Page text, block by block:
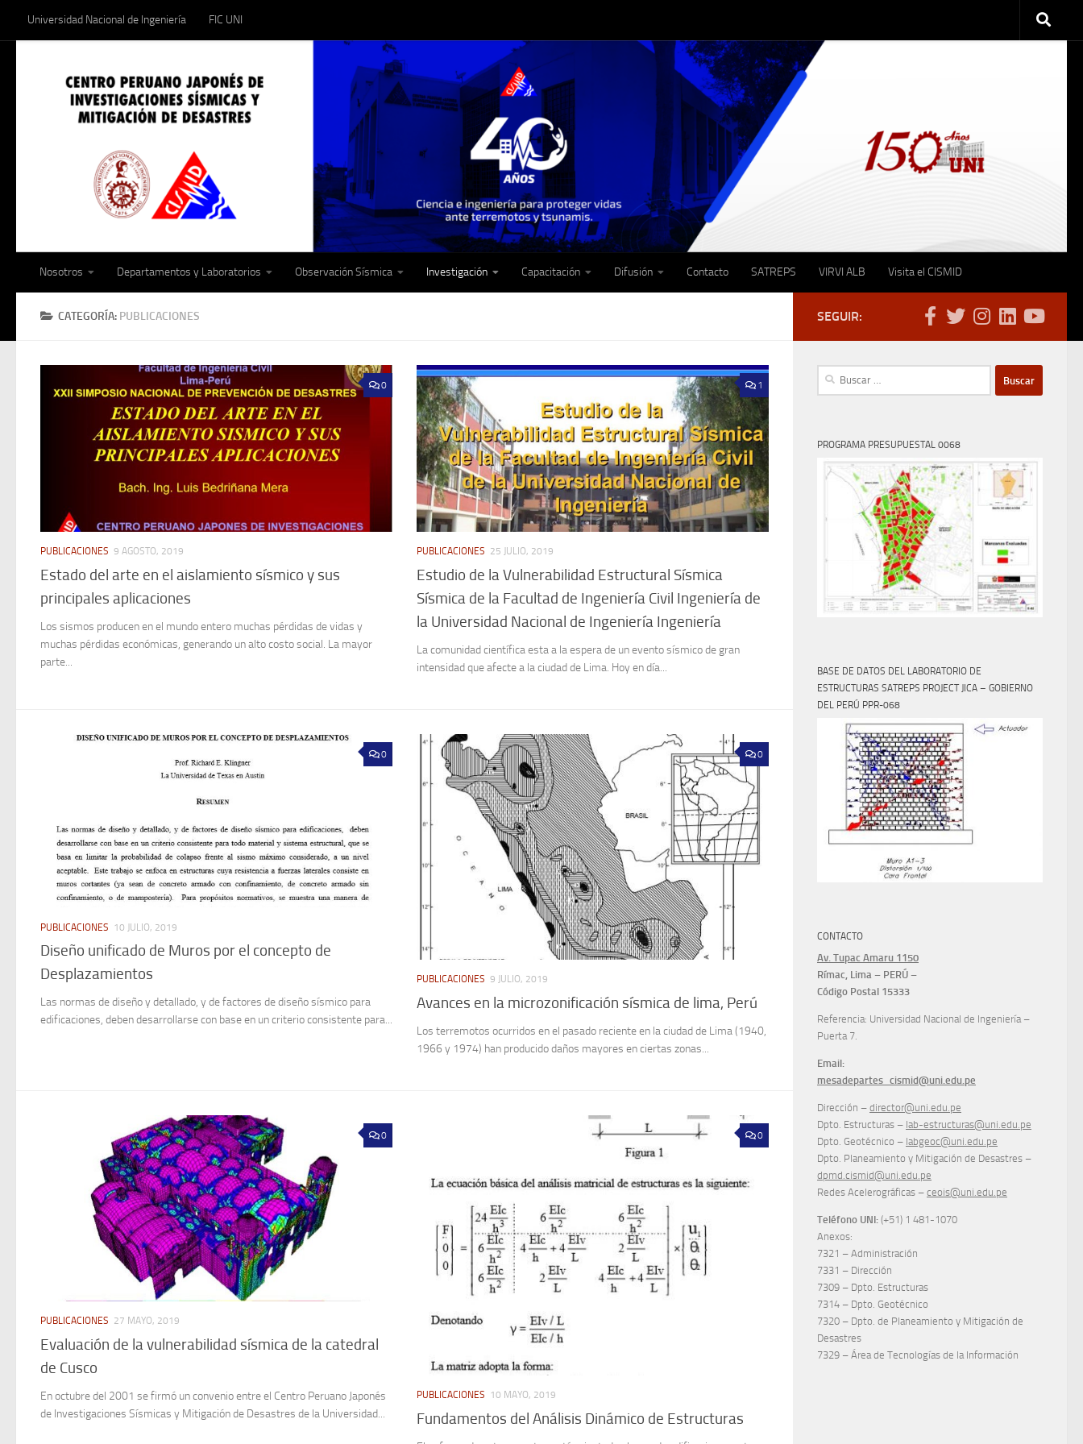
Saltar al contenido
Universidad Nacional de Ingeniería FIC UNI
Nosotros Departamentos y Laboratorios Observación Sísmica Investigación Capacitación Difusión Contacto SATREPS VIRVI ALB Visita el CISMID
CATEGORÍA: PUBLICACIONES
0
PUBLICACIONES 9 AGOSTO, 2019
Estado del arte en el aislamiento sísmico y sus
principales aplicaciones
Los sismos producen en el mundo entero muchas pérdidas de vidas y
muchas pérdidas económicas, generando un alto costo social. La mayor
parte...
1
PUBLICACIONES 25 JULIO, 2019
Estudio de la Vulnerabilidad Estructural Sísmica
Sísmica de la Facultad de Ingeniería Civil Ingeniería de
la Universidad Nacional de Ingeniería Ingeniería
La comunidad científica esta a la espera de un evento sísmico de gran
intensidad que afecte a la ciudad de Lima. Hoy en día...
0
PUBLICACIONES 10 JULIO, 2019
Diseño unificado de Muros por el concepto de
Desplazamientos
Las normas de diseño y detallado, y de factores de diseño sísmico para
edificaciones, deben desarrollarse con base en un criterio consistente para...
0
PUBLICACIONES 9 JULIO, 2019
Avances en la microzonificación sísmica de lima, Perú
Los terremotos ocurridos en el pasado reciente en la ciudad de Lima (1940,
1966 y 1974) han producido daños mayores en ciertas zonas...
0
PUBLICACIONES 27 MAYO, 2019
Evaluación de la vulnerabilidad sísmica de la catedral
de Cusco
En octubre del 2001 se firmó un convenio entre el Centro Peruano Japonés
de Investigaciones Sísmicas y Mitigación de Desastres de la Universidad...
0
PUBLICACIONES 10 MAYO, 2019
Fundamentos del Análisis Dinámico de Estructuras
SEGUIR:
Buscar:
PROGRAMA PRESUPUESTAL 0068
BASE DE DATOS DEL LABORATORIO DE
ESTRUCTURAS SATREPS PROJECT JICA – GOBIERNO
DEL PERÚ PPR-068
CONTACTO
Av. Tupac Amaru 1150
Rímac, Lima – PERÚ –
Código Postal 15333
Referencia: Universidad Nacional de Ingeniería –
Puerta 7.
Email:
mesadepartes_cismid@uni.edu.pe
Dirección – director@uni.edu.pe
Dpto. Estructuras – lab-estructuras@uni.edu.pe
Dpto. Geotécnico – labgeoc@uni.edu.pe
Dpto. Planeamiento y Mitigación de Desastres –
dpmd.cismid@uni.edu.pe
Redes Acelerográficas – ceois@uni.edu.pe
Teléfono UNI: (+51) 1 481-1070
Anexos:
7321 – Administración
7331 – Dirección
7309 – Dpto. Estructuras
7314 – Dpto. Geotécnico
7320 – Dpto. de Planeamiento y Mitigación de
Desastres
7329 – Área de Tecnologías de la Información